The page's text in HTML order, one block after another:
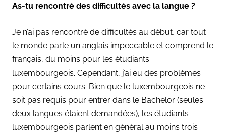
As-tu rencontré des difficultés avec la langue ?
Je n’ai pas rencontré de difficultés au début, car tout
le monde parle un anglais impeccable et comprend le
français, du moins pour les étudiants
luxembourgeois. Cependant, j’ai eu des problèmes
pour certains cours. Bien que le luxembourgeois ne
soit pas requis pour entrer dans le Bachelor (seules
deux langues étaient demandées), les étudiants
luxembourgeois parlent en général au moins trois